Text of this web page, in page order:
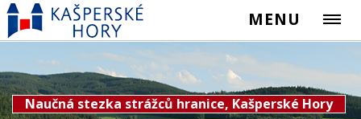
MENU
Naučná stezka strážců hranice, Kašperské Hory